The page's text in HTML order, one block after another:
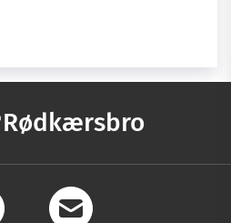
Rødkærsbro